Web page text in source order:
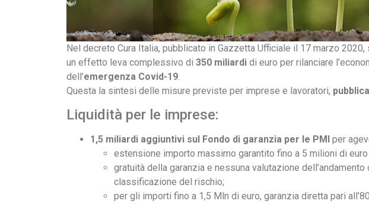
Nel decreto Cura Italia, pubblicato in Gazzetta Ufficiale il 17 marzo
un effetto leva complessivo di 350 miliardi di euro per rilanciare
dell’emergenza Covid-19.
Questa la sintesi delle misure previste per imprese e lavoratori,
Liquidità per le imprese:
1,5 miliardi aggiuntivi sul Fondo di garanzia per le PMI per
estensione importo massimo garantito fino a 5 milioni di
gratuità della garanzia e nessuna valutazione
classificazione del rischio;
per gli importi fino a 1,5 Mln di euro, garanzia diretta pari